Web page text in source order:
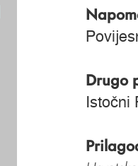
Drugo
Istočni